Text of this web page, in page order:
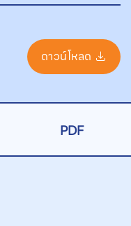
ดาวน์โหลด
PDF